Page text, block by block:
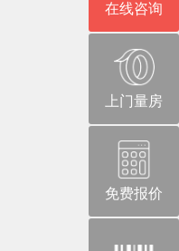
在线咨询
上门量房
免费报价